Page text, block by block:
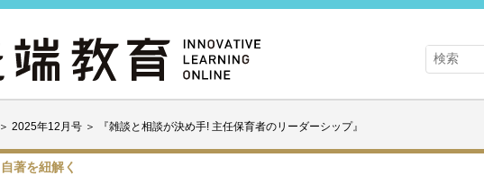
＞ 2025年12月号 ＞ 『雑談と相談が決め手! 主任保育者のリーダーシップ』
自著を紐解く